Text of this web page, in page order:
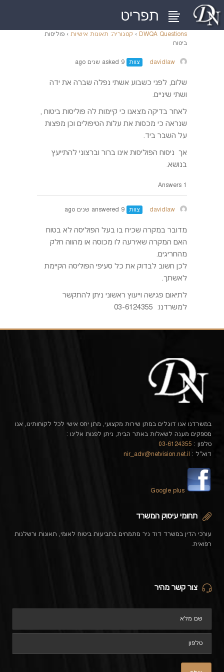
DWQA Questions
› קטגוריה: תאונות אישיות › פוליסות
ביטוח
davidlaw צוות
שלום, לפני כשבוע אשתי נפלה שברה את ידה
ושתי שיניים.
לאחר בדיקה מצאנו כי קיימות לה פוליסות ביטוח ,
שנראה כי מכסות את עלות הטיפולים וכן מפצות
על השבר ביד.
אך ניסוח הפוליסות אינו ברור וברצוני להתייעץ
בנושא.
1 Answers
davidlaw צוות
מדובר במקרה שכיח בו בעל הפוליסה לא בטוח
האם המקרה שאירעה לו מכוסה או מהווה חלק
מהחריגים.
לכן חשוב לבדוק את כל סעיפי הפוליסה הקיימת
לאשתך.
לתיאום פגישה וייעוץ ראשוני ניתן להתקשר
למשרדנו: 03-6124355
במשרדנו אנו דוגלים במתן שירות מקצועי, מתן יחס אישי לכל לקוחותינו, אנו
מספקים מענה לשאלות באתר הבית, ניתן לפנות אלינו :
טלפון : 03-6124355
דוא"ל : nir_adv@netvision.net.il
Google plus
תחומי עיסוק המשרד
עורכי הדין במשרד דוד ניר מתמחים בתביעות ביטוח לאומי, תאונות ורשלנות
רפואית.
צור קשר מהיר